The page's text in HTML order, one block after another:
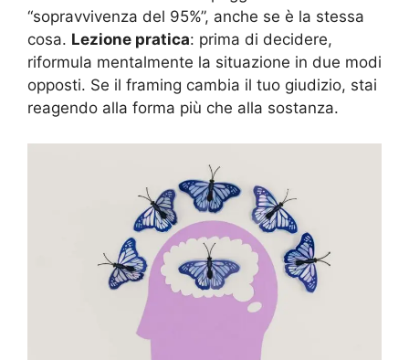
“sopravvivenza del 95%”, anche se è la stessa
cosa. Lezione pratica: prima di decidere,
riformula mentalmente la situazione in due modi
opposti. Se il framing cambia il tuo giudizio, stai
reagendo alla forma più che alla sostanza.